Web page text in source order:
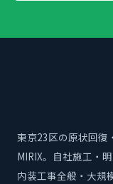
東京23区の原状回復
MIRIX。自社施工・
内装工事全般・大規